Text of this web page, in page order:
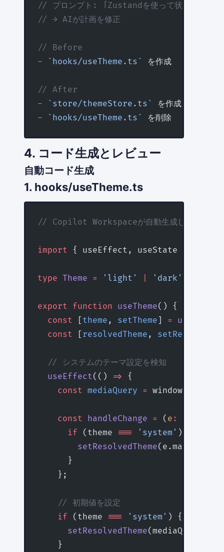
// プロンプト: 「Zustandを使って状態管理をし
// → AIが計画を修正
// Before
- `hooks/useTheme.ts` を作成
// After
- `store/themeStore.ts`
を作成（
- `hooks/useTheme.ts` を削除
4. コード生成とレビュー
自動コード生成
1. hooks/useTheme.ts
// Copilot Workspaceが自動生成したコード
import { useEffect, useState }
type Theme = 'light' 'dark'
export function useTheme() {
  const
[ theme , setTheme ] = useState
  const
[ resolvedTheme ,
  // システムのテーマ設定を検知
  useEffect
(() => {
    const
mediaQuery = window.
    const
handleChange = ( e :
      if
(theme === 'system' ) {
        setResolvedTheme
(e.matches
      }
    };
    // 初期値を設定
    if
(theme === 'system' ) {
      setResolvedTheme
    }